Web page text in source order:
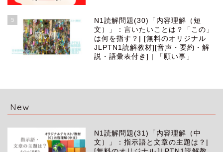
5
N1読解問題(30)「内容理解（短
文）」：言いたいことは？「この」
は何を指す？| [無料のオリジナル
JLPTN1読解教材][音声・要約・解
説・語彙表付き] | 「願い事」
New
N1読解問題(31)「内容理解（中
文）」：指示語と文章の主題は？|